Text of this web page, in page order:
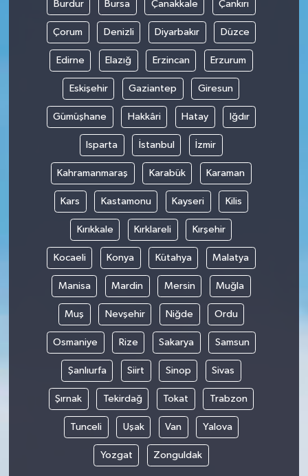
Burdur Bursa Çanakkale Çankırı
Çorum Denizli Diyarbakır Düzce
Edirne Elazığ Erzincan Erzurum
Eskişehir Gaziantep Giresun
Gümüşhane Hakkâri Hatay Iğdır
Isparta İstanbul İzmir
Kahramanmaraş Karabük Karaman
Kars Kastamonu Kayseri Kilis
Kırıkkale Kırklareli Kırşehir
Kocaeli Konya Kütahya Malatya
Manisa Mardin Mersin Muğla
Muş Nevşehir Niğde Ordu
Osmaniye Rize Sakarya Samsun
Şanlıurfa Siirt Sinop Sivas
Şırnak Tekirdağ Tokat Trabzon
Tunceli Uşak Van Yalova
Yozgat Zonguldak